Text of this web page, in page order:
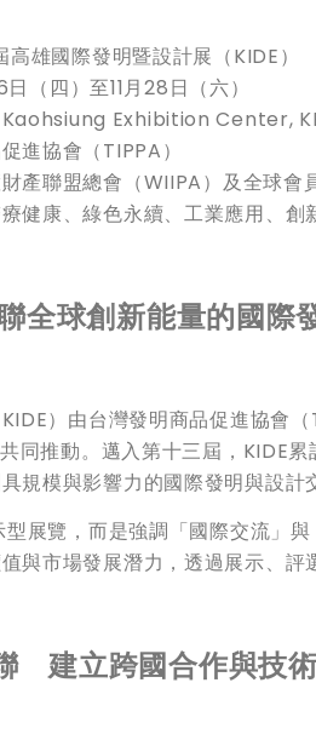
雄國際發明暨設計展（KIDE）
（四）至11月28日（六）
Exhibition Center,
進協會（TIPPA）
產聯盟總會（WIIPA）及全球會
健康、綠色永續、工業應用、創
全球創新能量的國際
）由台灣發明商品促進協會
同推動。邁入第十三屆，KIDE
規模與影響力的國際發明與設計
展覽，而是強調「國際交流」
與市場發展潛力，透過展示、評
建立跨國合作與技